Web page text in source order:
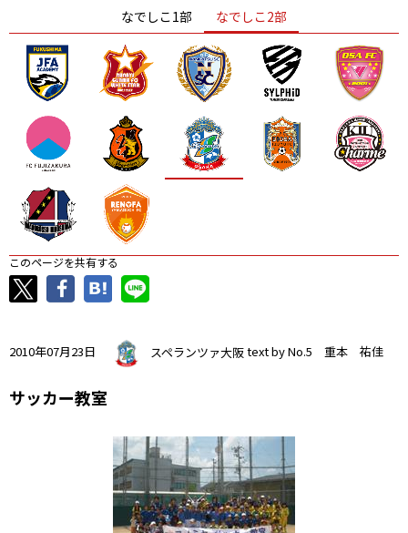
ニッパツ 名古屋 静岡 愛媛Ｌ
なでしこ1部 なでしこ2部
このページを共有する
2010年07月23日 スペランツァ大阪text by No.5 重本 祐佳
サッカー教室